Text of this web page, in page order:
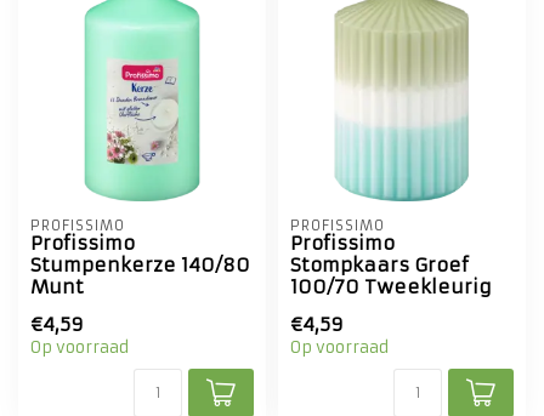
PROFISSIMO
Profissimo
Stumpenkerze 140/80
Munt
€4,59
Op voorraad
PROFISSIMO
Profissimo
Stompkaars Groef
100/70 Tweekleurig
€4,59
Op voorraad